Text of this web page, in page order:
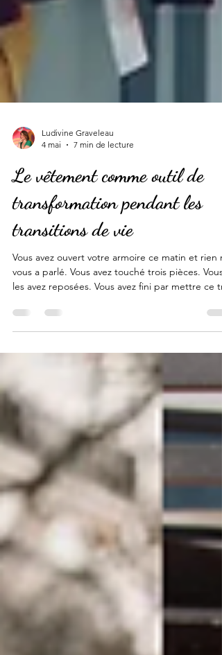
4 mai
7 min de lecture
Le vêtement comme outil de
transformation pendant les
transitions de vie
Vous avez ouvert votre armoire ce matin et rien
les avez reposées. Vous avez fini par mettre ce
beige que vous portez « parce qu'il faut bien
chose comme un brouillard, une étrangeté, une
dissonance entre vous et vos vêtements. Si vous
lisez cet article, vous savez exactement de quoi je
parle. Vous n'êtes pas seule. Vous n'êtes